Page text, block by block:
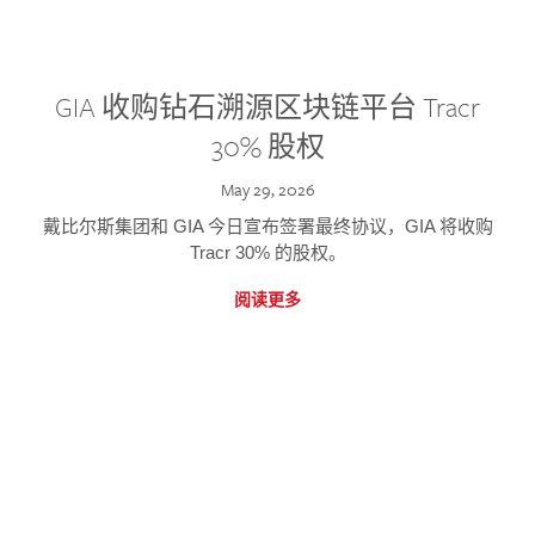
GIA 收购钻石溯源区块链平台 Tracr
30% 股权
May 29, 2026
戴比尔斯集团和 GIA 今日宣布签署最终协议，GIA 将收购
Tracr 30% 的股权。
阅读更多